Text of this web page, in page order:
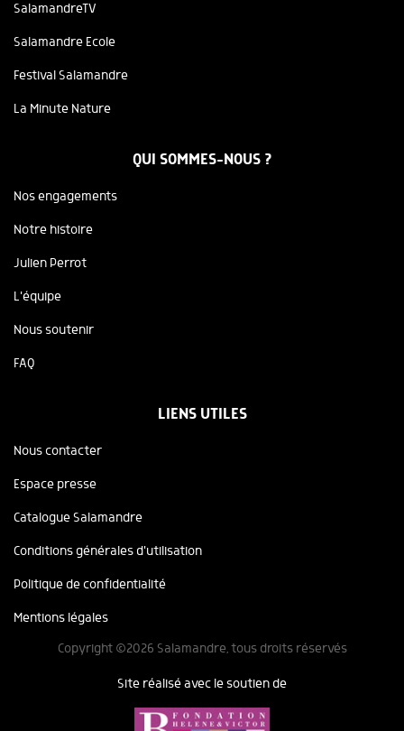
SalamandreTV
Salamandre Ecole
Festival Salamandre
La Minute Nature
QUI SOMMES-NOUS ?
Nos engagements
Notre histoire
Julien Perrot
L'équipe
Nous soutenir
FAQ
LIENS UTILES
Nous contacter
Espace presse
Catalogue Salamandre
Conditions générales d'utilisation
Politique de confidentialité
Mentions légales
Copyright ©2026 Salamandre, tous droits réservés
Site réalisé avec le soutien de